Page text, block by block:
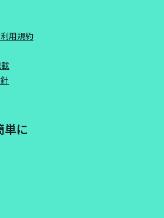
用規約
単に